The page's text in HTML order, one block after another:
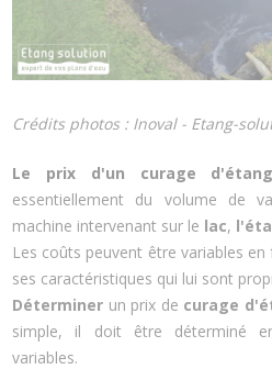
Crédits photos : Inoval - Etang-
Le prix d'un curage d'étang
essentiellement du volume de
machine intervenant sur le lac,
Les coûts peuvent être variables
ses caractéristiques qui lui sont
Déterminer un prix de curage
simple, il doit être déterminé
variables.